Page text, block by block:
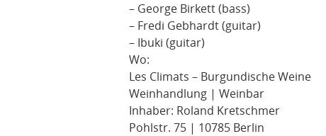
– George Birkett (bass)
– Fredi Gebhardt (guitar)
– Ibuki (guitar)
Wo:
Les Climats – Burgundische Weine
Weinhandlung | Weinbar
Inhaber: Roland Kretschmer
Pohlstr. 75 | 10785 Berlin